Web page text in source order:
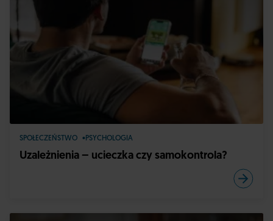
SPOŁECZEŃSTWO PSYCHOLOGIA
Uzależnienia – ucieczka czy samokontrola?